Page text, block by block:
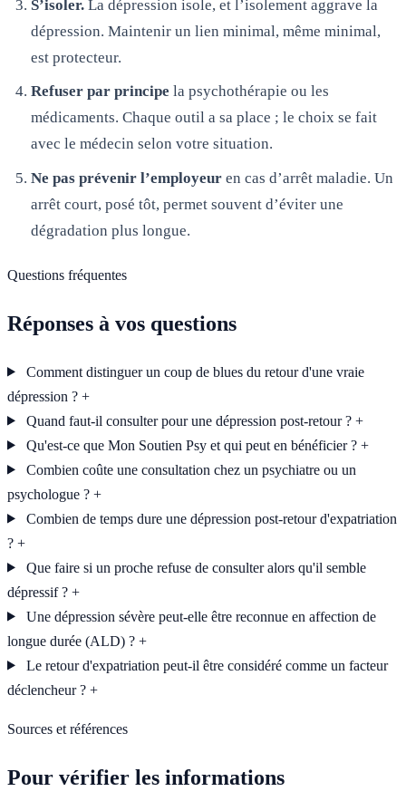
S’isoler.La dépression isole, et l’isolement aggrave la
dépression. Maintenir un lien minimal, même minimal,
est protecteur.
Refuser par principe la psychothérapie ou les
médicaments. Chaque outil a sa place ; le choix se fait
avec le médecin selon votre situation.
Ne pas prévenir l’employeuren cas d’arrêt maladie. Un
arrêt court, posé tôt, permet souvent d’éviter une
dégradation plus longue.
Questions fréquentes
Réponses à vos questions
Comment distinguer un coup de blues du retour d'une vraie
dépression ? +
Quand faut-il consulter pour une dépression post-retour ? +
Qu'est-ce que Mon Soutien Psy et qui peut en bénéficier ? +
Combien coûte une consultation chez un psychiatre ou un
psychologue ? +
Combien de temps dure une dépression post-retour d'expatriation
? +
Que faire si un proche refuse de consulter alors qu'il semble
dépressif ? +
Une dépression sévère peut-elle être reconnue en affection de
longue durée (ALD) ? +
Le retour d'expatriation peut-il être considéré comme un facteur
déclencheur ? +
Sources et références
Pour vérifier les informations